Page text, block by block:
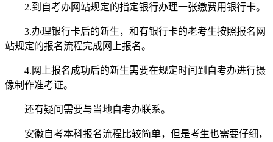
2.到自考办网站规定的指定银行办理一张缴费用银行卡。
3.办理银行卡后的新生，和有银行卡的老考生按照报名网
站规定的报名流程完成网上报名。
4.网上报名成功后的新生需要在规定时间到自考办进行摄
像制作准考证。
还有疑问需要与当地自考办联系。
安徽自考本科报名流程比较简单，但是考生也需要仔细，